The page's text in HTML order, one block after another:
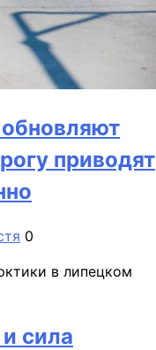
приводят
0
сила